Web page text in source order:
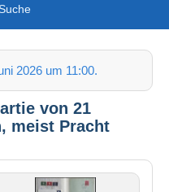
2026 um 11:00.
von 21
meist Pracht